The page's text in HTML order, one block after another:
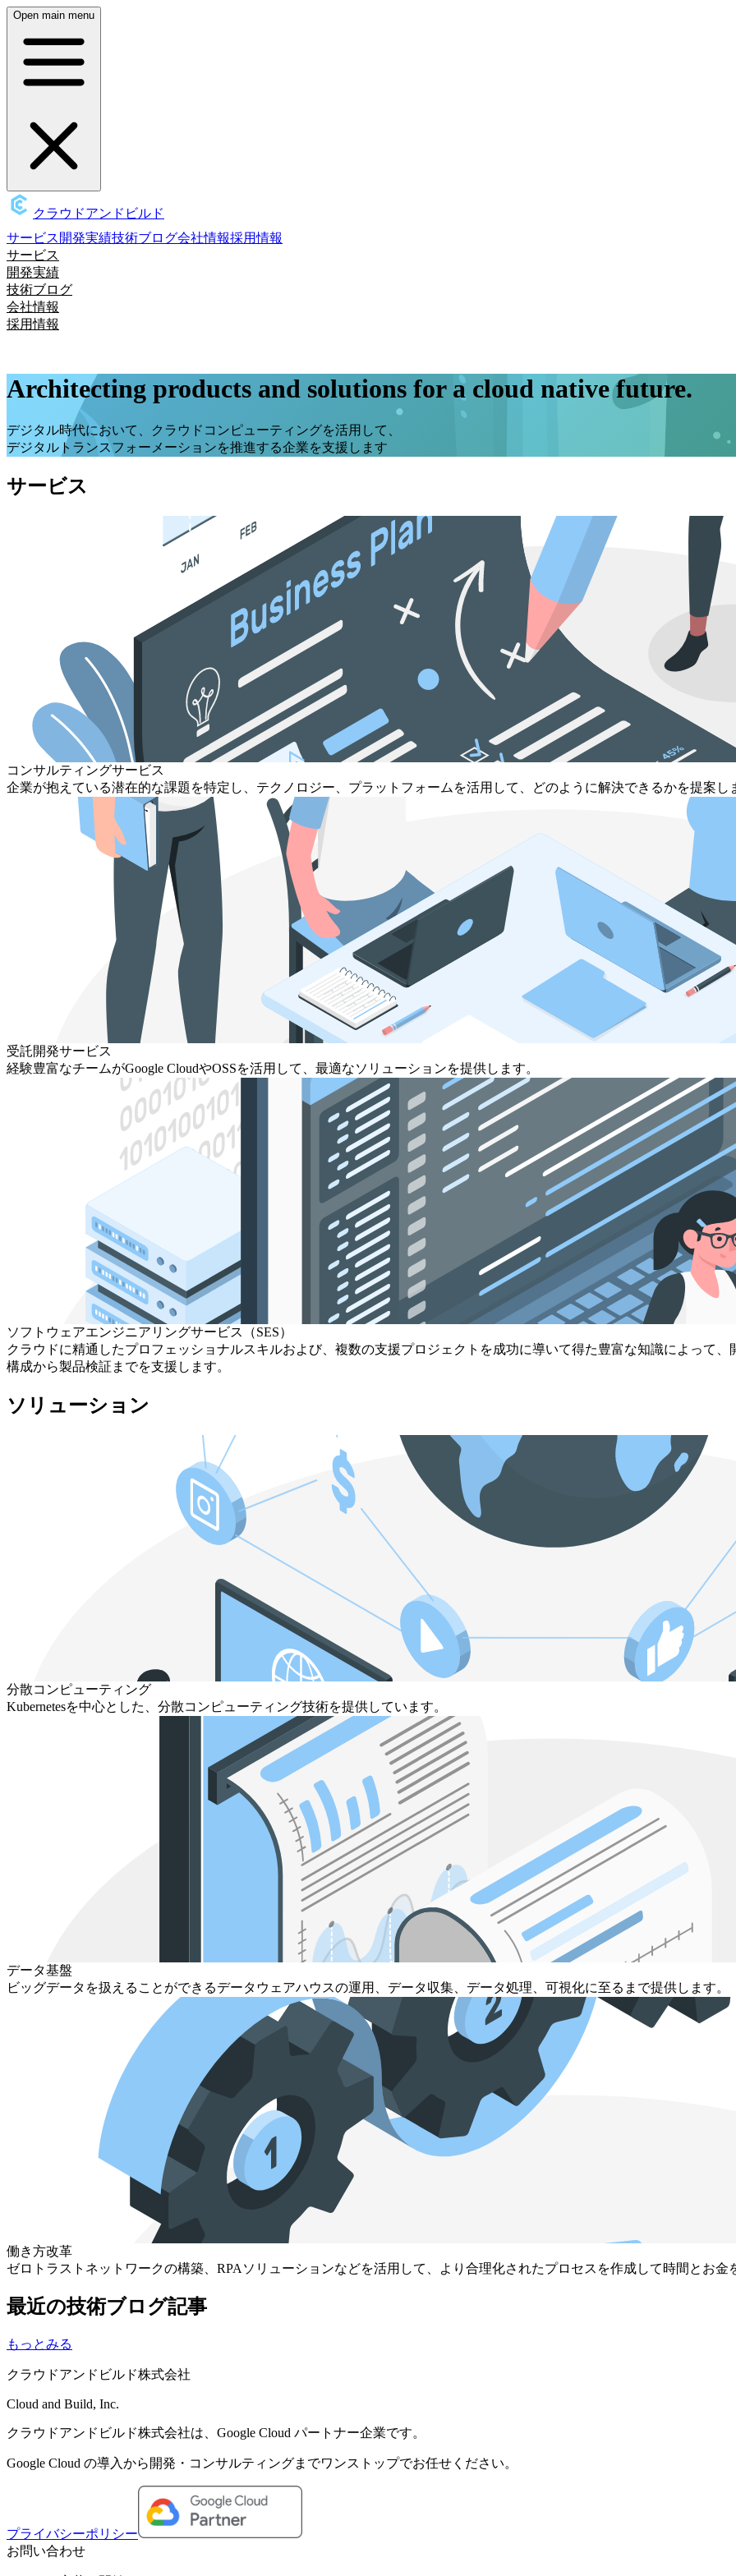
Open main menu
クラウドアンドビルド
サービス 開発実績技術ブログ会社情報採用情報
サービス
開発実績
技術ブログ
会社情報
採用情報
Architecting products and solutions for a cloud native future.
デジタル時代において、クラウドコンピューティングを活用して、
デジタルトランスフォーメーションを推進する企業を支援します
サービス
コンサルティングサービス
企業が抱えている潜在的な課題を特定し、テクノロジー、プラットフォームを活用して、どのように解決できるかを提案し
受託開発サービス
経験豊富なチームがGoogle CloudやOSSを活用して、最適なソリューションを提供します。
ソフトウェアエンジニアリングサービス（SES）
クラウドに精通したプロフェッショナルスキルおよび、複数の支援プロジェクトを成功に導いて得た豊富な知識によって
構成から製品検証までを支援します。
ソリューション
分散コンピューティング
Kubernetesを中心とした、分散コンピューティング技術を提供しています。
データ基盤
ビッグデータを扱えることができるデータウェアハウスの運用、データ収集、データ処理、可視化に至るまで提供します。
働き方改革
ゼロトラストネットワークの構築、RPAソリューションなどを活用して、より合理化されたプロセスを作成して時間とお金
最近の技術ブログ記事
もっとみる
クラウドアンドビルド株式会社
Cloud and Build, Inc.
クラウドアンドビルド株式会社は、Google Cloud パートナー企業です。
Google Cloud の導入から開発・コンサルティングまでワンストップでお任せください。
プライバシーポリシー
お問い合わせ